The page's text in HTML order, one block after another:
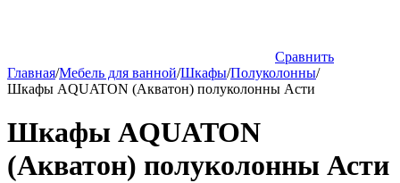
Сравнить
Главная/Мебель для ванной/Шкафы/Полуколонны/
Шкафы AQUATON (Акватон) полуколонны Асти
Шкафы AQUATON
(Акватон) полуколонны Асти